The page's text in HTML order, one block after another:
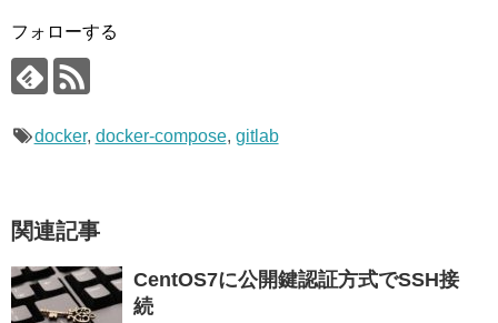
フォローする
docker, docker-compose, gitlab
関連記事
CentOS7に公開鍵認証方式でSSH接
続